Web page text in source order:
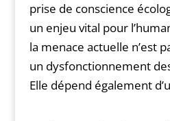
prise de conscience
un enjeu vital pour
la menace actuelle n’est
un dysfonctionnement
Elle dépend également